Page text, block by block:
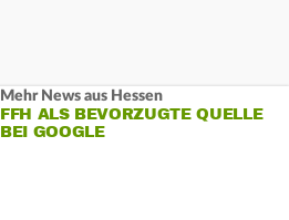
Mehr News aus Hessen
FFH ALS BEVORZUGTE QUELLE
BEI GOOGLE